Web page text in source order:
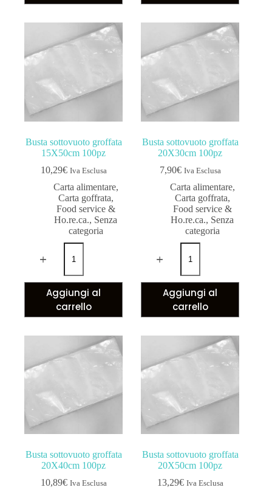
Busta sottovuoto groffata
15X50cm 100pz
10,29€ Iva Esclusa
Carta alimentare,
Carta goffrata,
Food service &
Ho.re.ca., Senza
categoria
Aggiungi al
carrello
Busta sottovuoto groffata
20X30cm 100pz
7,90€ Iva Esclusa
Carta alimentare,
Carta goffrata,
Food service &
Ho.re.ca., Senza
categoria
Aggiungi al
carrello
Busta sottovuoto groffata
20X40cm 100pz
10,89€ Iva Esclusa
Busta sottovuoto groffata
20X50cm 100pz
13,29€ Iva Esclusa